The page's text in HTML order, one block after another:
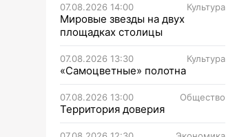
07.08.2026 14:00 Культура
Мировые звезды на двух
площадках столицы
07.08.2026 13:30 Культура
«Самоцветные» полотна
07.08.2026 13:00 Общество
Территория доверия